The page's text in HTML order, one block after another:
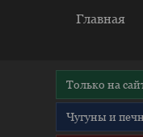
Главная
Только на
Чугуны и